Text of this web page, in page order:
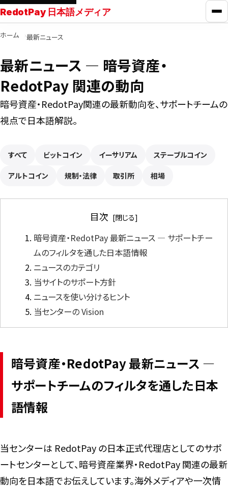
RedotPay 日本語メディア メ
RedotPayガイド
カード比較
学ぶ
ツール
ホーム 最新ニュース
最新ニュース ― 暗号資産・
RedotPay 関連の動向
暗号資産・RedotPay関連の最新動向を、サポートチームの
視点で日本語解説。
すべて ビットコイン イーサリアム ステーブルコイン
アルトコイン 規制・法律 取引所 相場
目次
暗号資産・RedotPay 最新ニュース ― サポートチー
ムのフィルタを通した日本語情報
ニュースのカテゴリ
当サイトのサポート方針
ニュースを使い分けるヒント
当センターの Vision
暗号資産・RedotPay 最新ニュース ―
サポートチームのフィルタを通した日本
語情報
当センターは RedotPay の日本正式代理店としてのサポ
ートセンターとして、暗号資産業界・RedotPay 関連の最新
動向を日本語でお伝えしています。海外メディアや一次情